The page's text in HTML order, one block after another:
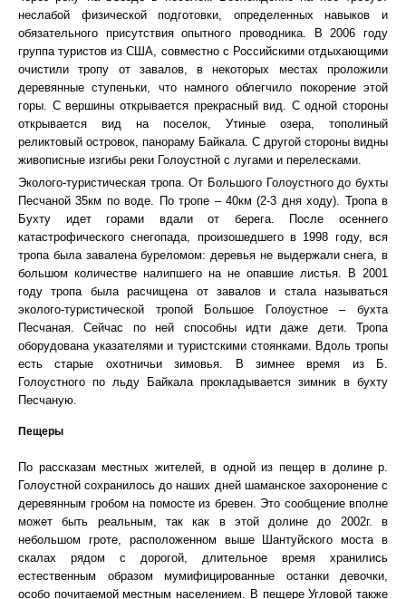
неслабой физической подготовки, определенных навыков и
обязательного присутствия опытного проводника. В 2006 году
группа туристов из США, совместно с Российскими отдыхающими
очистили тропу от завалов, в некоторых местах проложили
деревянные ступеньки, что намного облегчило покорение этой
горы. С вершины открывается прекрасный вид. С одной стороны
открывается вид на поселок, Утиные озера, тополиный
реликтовый островок, панораму Байкала. С другой стороны видны
живописные изгибы реки Голоустной с лугами и перелесками.
Эколого-туристическая тропа. От Большого Голоустного до бухты
Песчаной 35км по воде. По тропе – 40км (2-3 дня ходу). Тропа в
Бухту идет горами вдали от берега. После осеннего
катастрофического снегопада, произошедшего в 1998 году, вся
тропа была завалена буреломом: деревья не выдержали снега, в
большом количестве налипшего на не опавшие листья. В 2001
году тропа была расчищена от завалов и стала называться
эколого-туристической тропой Большое Голоустное – бухта
Песчаная. Сейчас по ней способны идти даже дети. Тропа
оборудована указателями и туристскими стоянками. Вдоль тропы
есть старые охотничьи зимовья. В зимнее время из Б.
Голоустного по льду Байкала прокладывается зимник в бухту
Песчаную.
Пещеры
По рассказам местных жителей, в одной из пещер в долине р.
Голоустной сохранилось до наших дней шаманское захоронение c
деревянным гробом на помосте из бревен. Это сообщение вполне
может быть реальным, так как в этой долине до 2002г. в
небольшом гроте, расположенном выше Шантуйского моста в
скалах рядом с дорогой, длительное время хранились
естественным образом мумифицированные останки девочки,
особо почитаемой местным населением. В пещере Угловой также